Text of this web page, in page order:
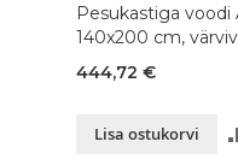
Pesukastiga voodi
140x200 cm,
444,72 €
Lisa ostukorvi